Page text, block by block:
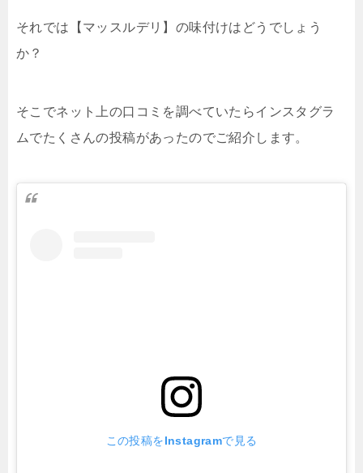
それでは【マッスルデリ】の味付けはどうでしょう
か？
そこでネット上の口コミを調べていたらインスタグラ
ムでたくさんの投稿があったのでご紹介します。
この投稿をInstagramで見る